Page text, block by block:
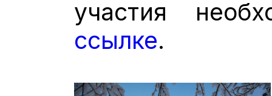
участия
ссылке.